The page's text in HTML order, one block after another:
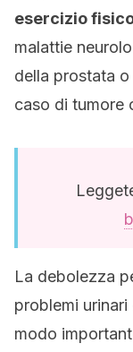
esercizio
malattie
della prostata o
caso di tumore
La debolezza
problemi
modo